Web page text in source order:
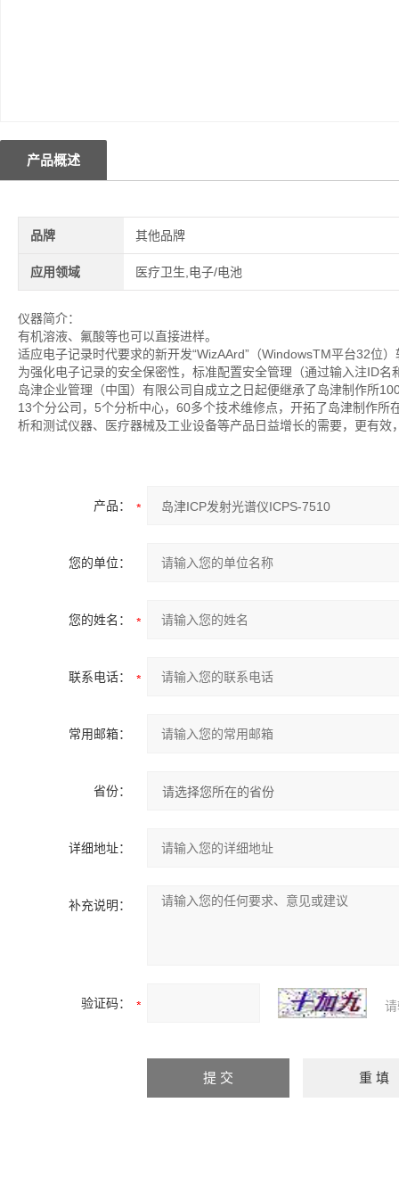
产品概述
品牌 其他品牌
应用领域 医疗卫生,电子/电池
仪器简介：
有机溶液、氟酸等也可以直接进样。
适应电子记录时代要求的新开发“WizAArd”（WindowsTM平台32位
为强化电子记录的安全保密性，标准配置安全管理（通过输入注ID
岛津企业管理（中国）有限公司自成立之日起便继承了岛津制作所
13个分公司，5个分析中心，60多个技术维修点，开拓了岛津制作
析和测试仪器、医疗器械及工业设备等产品日益增长的需要，更有效
产品：
您的单位：
您的姓名：
联系电话：
常用邮箱：
省份：
详细地址：
补充说明：
验证码：